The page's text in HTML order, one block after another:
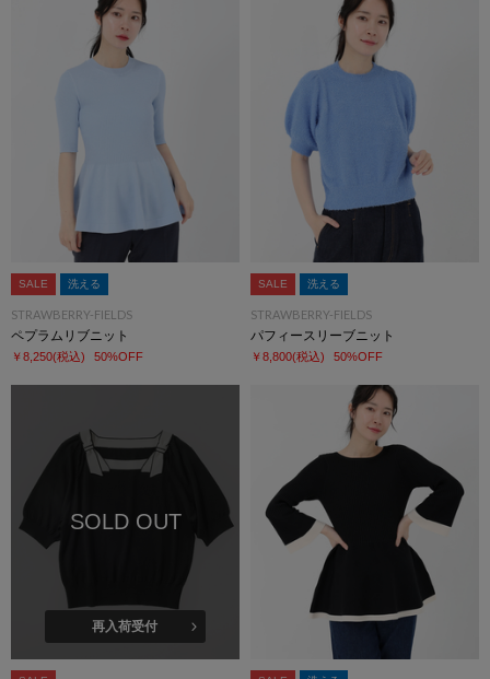
SALE 洗える
STRAWBERRY-FIELDS
ペプラムリブニット
￥8,250(税込) 50%OFF
SALE 洗える
STRAWBERRY-FIELDS
パフィースリーブニット
￥8,800(税込) 50%OFF
SOLD OUT
再入荷受付